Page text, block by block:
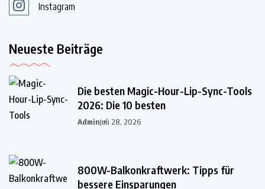
Instagram
Neueste Beiträge
Die besten Magic-Hour-Lip-Sync-Tools
2026: Die 10 besten
AdminJuli 28, 2026
800W-Balkonkraftwerk: Tipps für
bessere Einsparungen